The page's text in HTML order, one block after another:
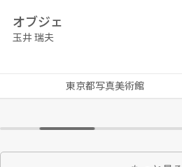
オブジェ
玉井 瑞夫
東京都写真美術館